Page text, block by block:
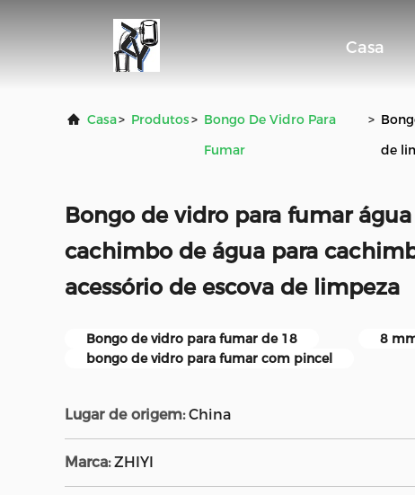
Casa
Casa> Produtos> Bongo De Vidro Para
Fumar
>
de
Bongo de vidro para fumar
cachimbo de água para
acessório de escova de limpeza
Bongo de vidro para fumar de 18
8
bongo de vidro para fumar com pincel
Lugar de origem: China
Marca: ZHIYI